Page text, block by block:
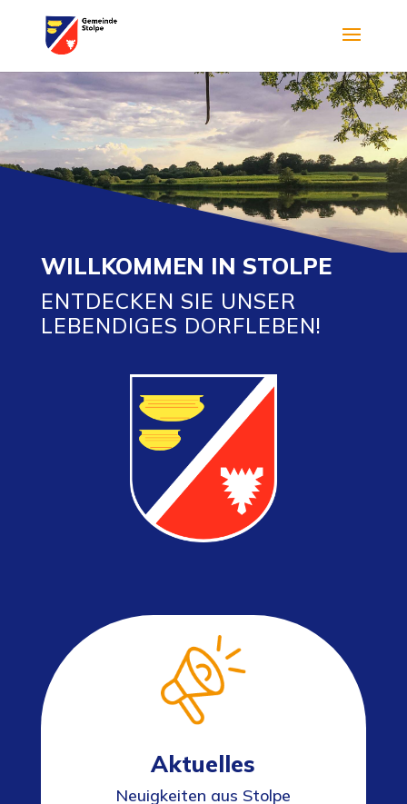
WILLKOMMEN IN STOLPE
ENTDECKEN SIE UNSER
LEBENDIGES DORFLEBEN!
Aktuelles
Neuigkeiten aus Stolpe